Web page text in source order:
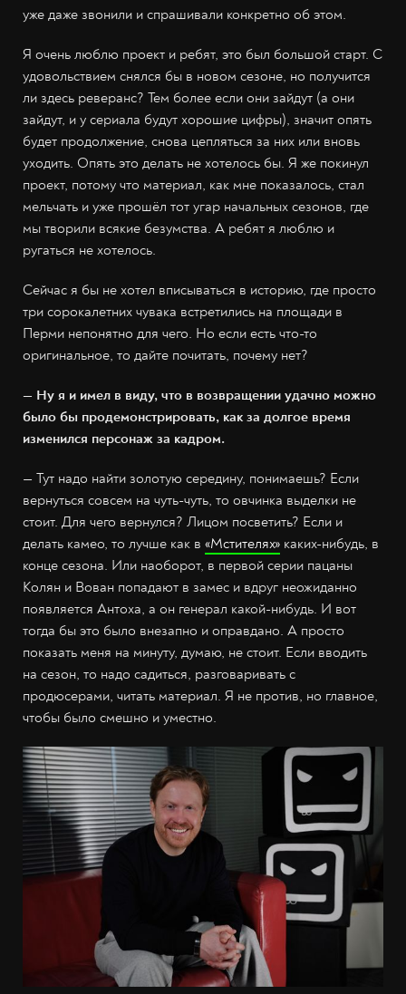
уже даже звонили и спрашивали конкретно об этом.
Я очень люблю проект и ребят, это был большой старт. С
удовольствием снялся бы в новом сезоне, но получится
ли здесь реверанс? Тем более если они зайдут (а они
зайдут, и у сериала будут хорошие цифры), значит опять
будет продолжение, снова цепляться за них или вновь
уходить. Опять это делать не хотелось бы. Я же покинул
проект, потому что материал, как мне показалось, стал
мельчать и уже прошёл тот угар начальных сезонов, где
мы творили всякие безумства. А ребят я люблю и
ругаться не хотелось.
Сейчас я бы не хотел вписываться в историю, где просто
три сорокалетних чувака встретились на площади в
Перми непонятно для чего. Но если есть что-то
оригинальное, то дайте почитать, почему нет?
— Ну я и имел в виду, что в возвращении удачно можно
было бы продемонстрировать, как за долгое время
изменился персонаж за кадром.
— Тут надо найти золотую середину, понимаешь? Если
вернуться совсем на чуть-чуть, то овчинка выделки не
стоит. Для чего вернулся? Лицом посветить? Если и
делать камео, то лучше как в «Мстителях» каких-нибудь, в
конце сезона. Или наоборот, в первой серии пацаны
Колян и Вован попадают в замес и вдруг неожиданно
появляется Антоха, а он генерал какой-нибудь. И вот
тогда бы это было внезапно и оправдано. А просто
показать меня на минуту, думаю, не стоит. Если вводить
на сезон, то надо садиться, разговаривать с
продюсерами, читать материал. Я не против, но главное,
чтобы было смешно и уместно.